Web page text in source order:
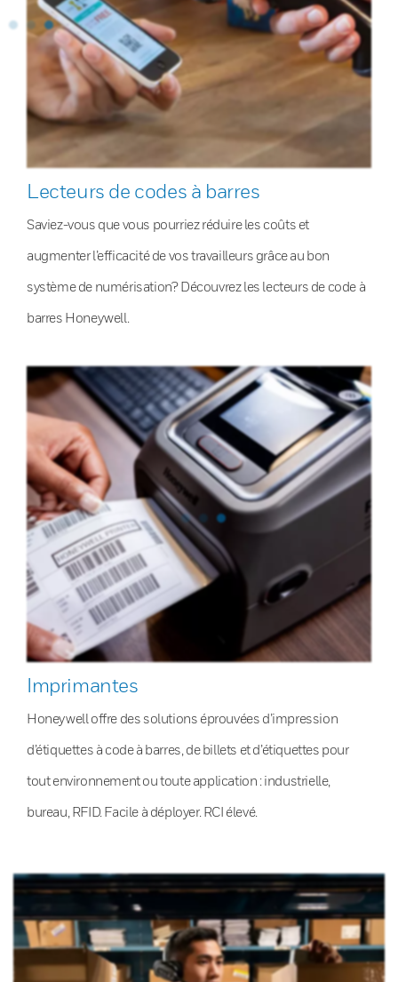
Lecteurs de codes à barres
Saviez-vous que vous pourriez réduire les coûts et
augmenter l’efficacité de vos travailleurs grâce au bon
système de numérisation? Découvrez les lecteurs de code à
barres Honeywell.
Imprimantes
Honeywell offre des solutions éprouvées d’impression
d’étiquettes à code à barres, de billets et d’étiquettes pour
tout environnement ou toute application : industrielle,
bureau, RFID. Facile à déployer. RCI élevé.